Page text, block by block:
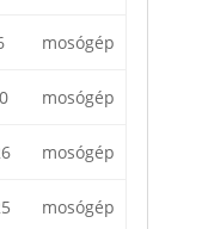
mosógép
mosógép
mosógép
mosógép